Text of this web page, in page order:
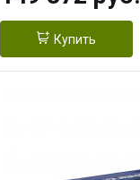
Купить